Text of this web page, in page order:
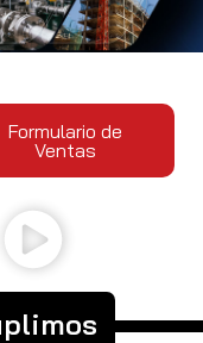
Formulario de
Ventas